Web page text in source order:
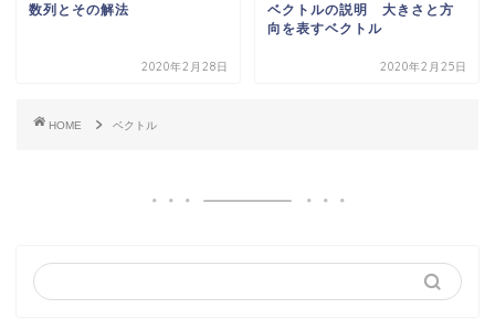
数列とその解法
2020年2月28日
ベクトルの説明 大きさと方
向を表すベクトル
2020年2月25日
HOME ベクトル